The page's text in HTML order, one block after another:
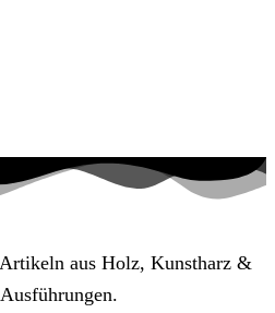
aus Holz, Kunstharz &